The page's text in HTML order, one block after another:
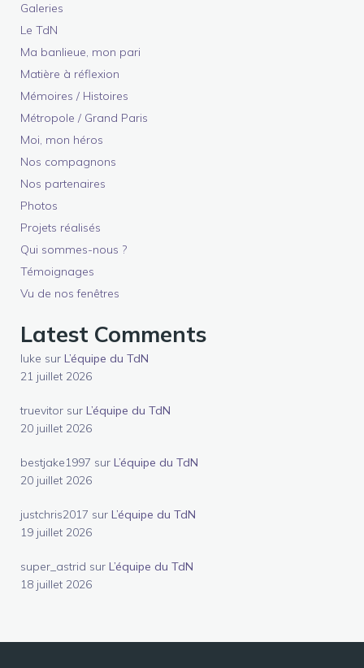
Galeries
Le TdN
Ma banlieue, mon pari
Matière à réflexion
Mémoires / Histoires
Métropole / Grand Paris
Moi, mon héros
Nos compagnons
Nos partenaires
Photos
Projets réalisés
Qui sommes-nous ?
Témoignages
Vu de nos fenêtres
Latest Comments
luke sur L’équipe du TdN
21 juillet 2026
truevitor sur L’équipe du TdN
20 juillet 2026
bestjake1997 sur L’équipe du TdN
20 juillet 2026
justchris2017 sur L’équipe du TdN
19 juillet 2026
super_astrid sur L’équipe du TdN
18 juillet 2026